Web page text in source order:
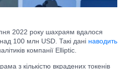
2022 року шахраям вдалося
100 млн USD. Такі дані наводить
компанії Elliptic.
з кількістю вкрадених токенів